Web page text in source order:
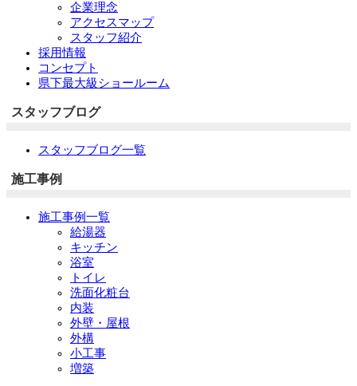
企業理念
アクセスマップ
スタッフ紹介
採用情報
コンセプト
県下最大級ショールーム
スタッフブログ
スタッフブログ一覧
施工事例
施工事例一覧
給湯器
キッチン
浴室
トイレ
洗面化粧台
内装
外壁・屋根
外構
小工事
増築